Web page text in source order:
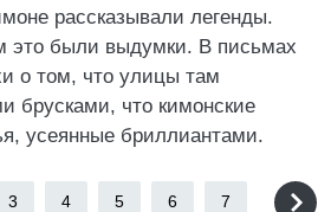
рассказывали легенды.
это были выдумки. В письмах
о том, что улицы там
брусками, что кимонские
усеянные бриллиантами.
3 4 5 6 7